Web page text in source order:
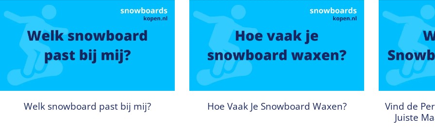
Welk snowboard past bij mij? Hoe Vaak Je Snowboard Waxen?
Vind de
Juiste